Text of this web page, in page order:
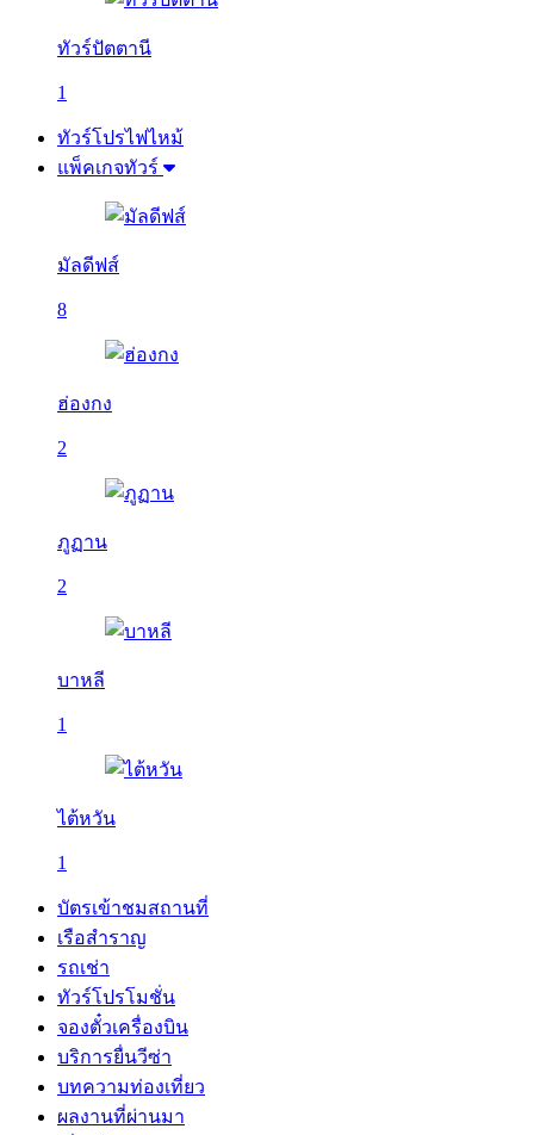
ทัวร์ปัตตานี
1
ทัวร์โปรไฟไหม้
แพ็คเกจทัวร์
มัลดีฟส์
8
ฮ่องกง
2
ภูฏาน
2
บาหลี
1
ไต้หวัน
1
บัตรเข้าชมสถานที่
เรือสำราญ
รถเช่า
ทัวร์โปรโมชั่น
จองตั๋วเครื่องบิน
บริการยื่นวีซ่า
บทความท่องเที่ยว
ผลงานที่ผ่านมา